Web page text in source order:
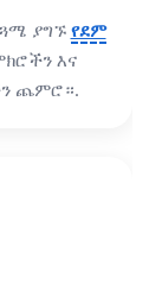
ያግኙ የደም
እና
ጨምሮ።.